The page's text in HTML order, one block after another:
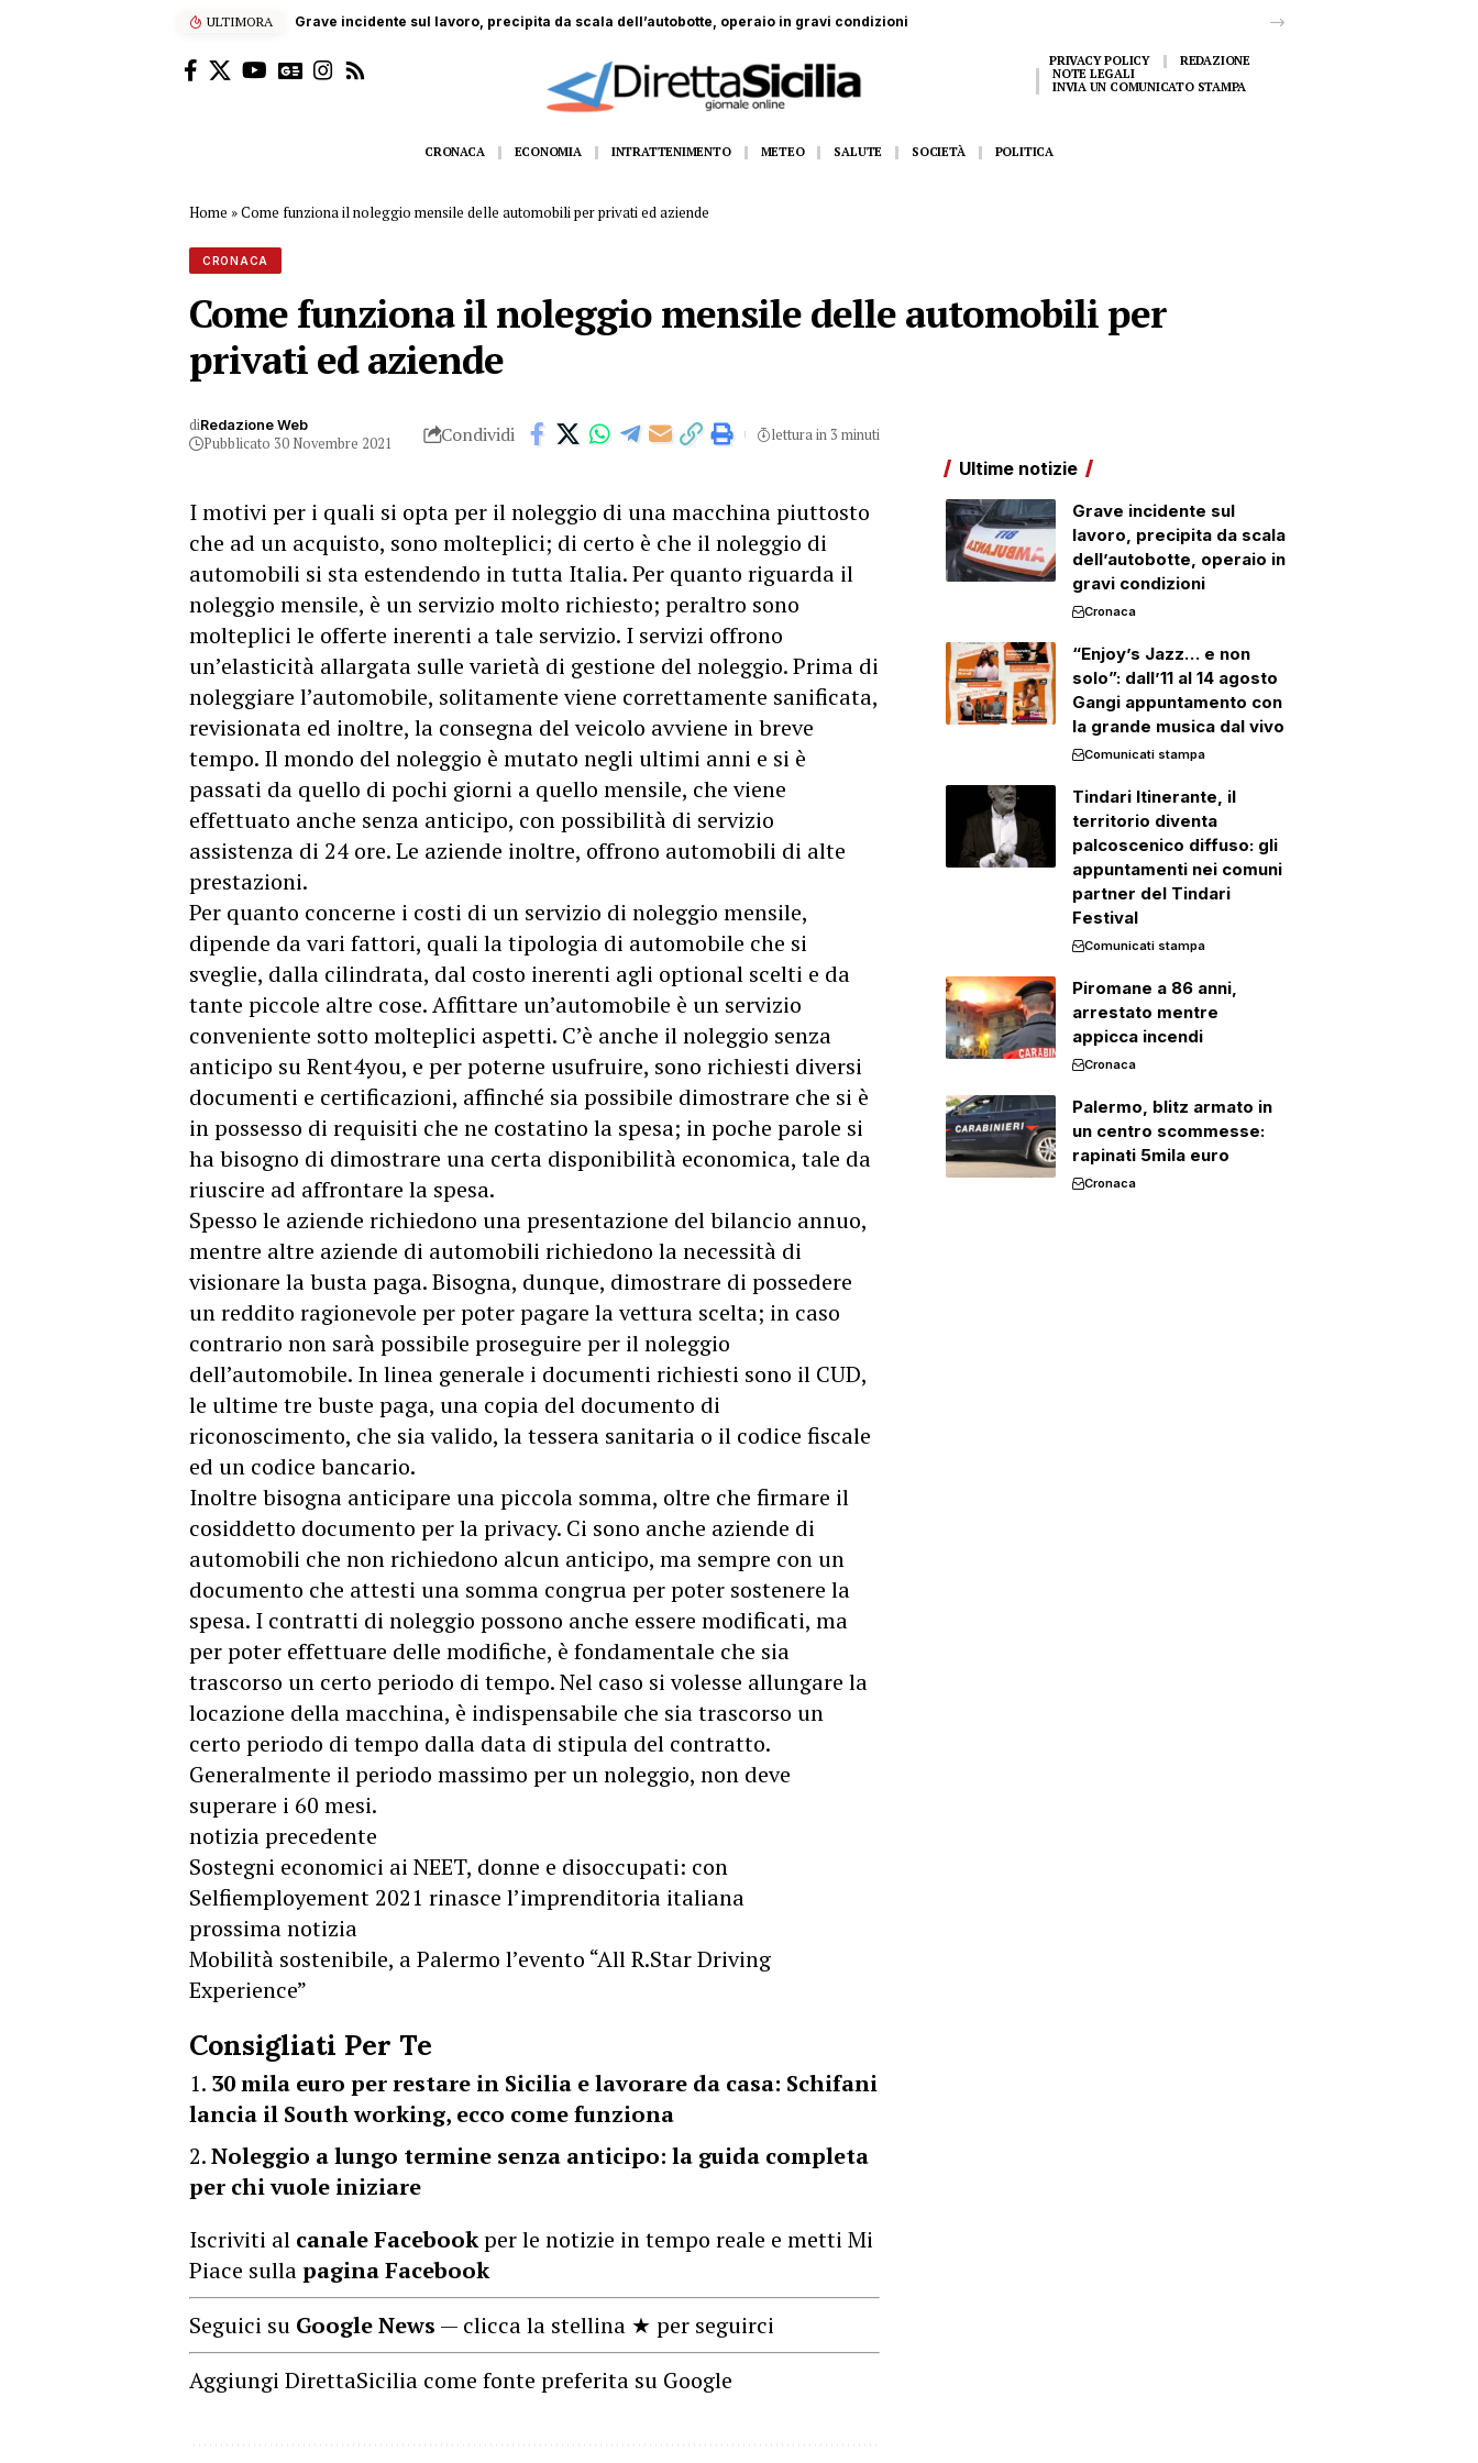
ULTIMORA
PRIVACY POLICY
REDAZIONE
NOTE LEGALI
INVIA UN COMUNICATO STAMPA
CRONACA ECONOMIA INTRATTENIMENTO METEO SALUTE SOCIETÀ POLITICA
Home »Come funziona il noleggio mensile delle automobili per privati ed aziende
CRONACA
Come funziona il noleggio mensile delle automobili per
privati ed aziende
diRedazione Web
Pubblicato 30 Novembre 2021 Condividi lettura in 3 minuti
I motivi per i quali si opta per il noleggio di una macchina piuttosto
che ad un acquisto, sono molteplici; di certo è che il noleggio di
automobili si sta estendendo in tutta Italia. Per quanto riguarda il
noleggio mensile, è un servizio molto richiesto; peraltro sono
molteplici le offerte inerenti a tale servizio. I servizi offrono
un’elasticità allargata sulle varietà di gestione del noleggio. Prima di
noleggiare l’automobile, solitamente viene correttamente sanificata,
revisionata ed inoltre, la consegna del veicolo avviene in breve
tempo. Il mondo del noleggio è mutato negli ultimi anni e si è
passati da quello di pochi giorni a quello mensile, che viene
effettuato anche senza anticipo, con possibilità di servizio
assistenza di 24 ore. Le aziende inoltre, offrono automobili di alte
prestazioni.
Per quanto concerne i costi di un servizio di noleggio mensile,
dipende da vari fattori, quali la tipologia di automobile che si
sveglie, dalla cilindrata, dal costo inerenti agli optional scelti e da
tante piccole altre cose. Affittare un’automobile è un servizio
conveniente sotto molteplici aspetti. C’è anche il noleggio senza
anticipo su Rent4you, e per poterne usufruire, sono richiesti diversi
documenti e certificazioni, affinché sia possibile dimostrare che si è
in possesso di requisiti che ne costatino la spesa; in poche parole si
ha bisogno di dimostrare una certa disponibilità economica, tale da
riuscire ad affrontare la spesa.
Spesso le aziende richiedono una presentazione del bilancio annuo,
mentre altre aziende di automobili richiedono la necessità di
visionare la busta paga. Bisogna, dunque, dimostrare di possedere
un reddito ragionevole per poter pagare la vettura scelta; in caso
contrario non sarà possibile proseguire per il noleggio
dell’automobile. In linea generale i documenti richiesti sono il CUD,
le ultime tre buste paga, una copia del documento di
riconoscimento, che sia valido, la tessera sanitaria o il codice fiscale
ed un codice bancario.
Inoltre bisogna anticipare una piccola somma, oltre che firmare il
cosiddetto documento per la privacy. Ci sono anche aziende di
automobili che non richiedono alcun anticipo, ma sempre con un
documento che attesti una somma congrua per poter sostenere la
spesa. I contratti di noleggio possono anche essere modificati, ma
per poter effettuare delle modifiche, è fondamentale che sia
trascorso un certo periodo di tempo. Nel caso si volesse allungare la
locazione della macchina, è indispensabile che sia trascorso un
certo periodo di tempo dalla data di stipula del contratto.
Generalmente il periodo massimo per un noleggio, non deve
superare i 60 mesi.
notizia precedente
Sostegni economici ai NEET, donne e disoccupati: con
Selfiemployement 2021 rinasce l’imprenditoria italiana
prossima notizia
Mobilità sostenibile, a Palermo l’evento “All R.Star Driving
Experience”
Consigliati Per Te
30 mila euro per restare in Sicilia e lavorare da casa: Schifani
lancia il South working, ecco come funziona
Noleggio a lungo termine senza anticipo: la guida completa
per chi vuole iniziare
Iscriviti al canale Facebookper le notizie in tempo reale e metti Mi
Piace sullapagina Facebook
Seguici su Google News — clicca la stellina ★ per seguirci
Aggiungi DirettaSicilia come fonte preferita su Google
Ultime notizie
Grave incidente sul
lavoro, precipita da scala
dell’autobotte, operaio in
gravi condizioni
Cronaca
“Enjoy’s Jazz… e non
solo”: dall’11 al 14 agosto
Gangi appuntamento con
la grande musica dal vivo
Comunicati stampa
Tindari Itinerante, il
territorio diventa
palcoscenico diffuso: gli
appuntamenti nei comuni
partner del Tindari
Festival
Comunicati stampa
Piromane a 86 anni,
arrestato mentre
appicca incendi
Cronaca
Palermo, blitz armato in
un centro scommesse:
rapinati 5mila euro
Cronaca